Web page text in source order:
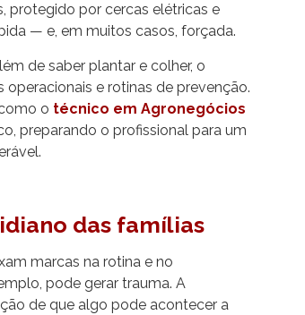
protegido por cercas elétricas e
— e, em muitos casos, forçada.
de saber plantar e colher, o
e rotinas de prevenção.
o técnico em Agronegócios
preparando o profissional para um
das famílias
marcas na rotina e no
pode gerar trauma. A
de que algo pode acontecer a